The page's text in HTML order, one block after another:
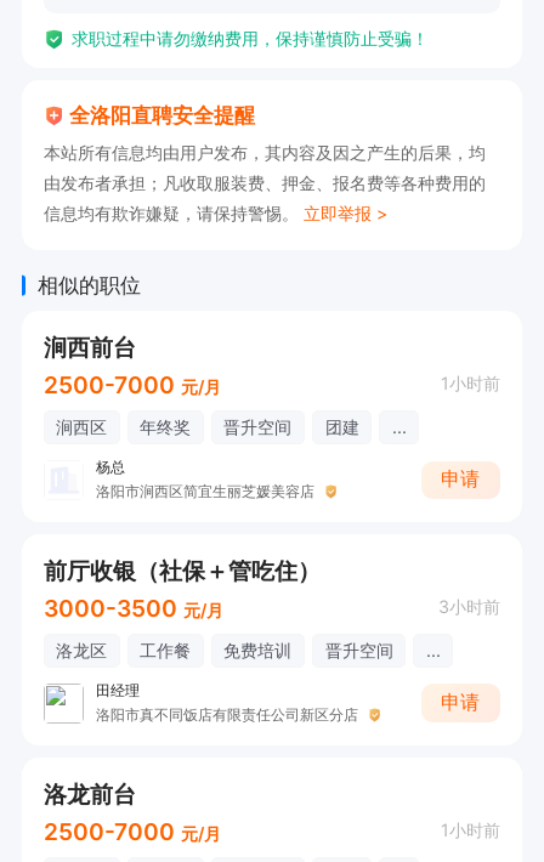
求职过程中请勿缴纳费用，保持谨慎防止受骗！
全洛阳直聘安全提醒
本站所有信息均由用户发布，其内容及因之产生的后果，均
由发布者承担；凡收取服装费、押金、报名费等各种费用的
信息均有欺诈嫌疑，请保持警惕。 立即举报 >
相似的职位
涧西前台
2500-7000 元/月 1小时前
涧西区 年终奖 晋升空间 团建 ...
杨总
洛阳市涧西区简宜生丽芝媛美容店
申请
前厅收银（社保＋管吃住）
3000-3500 元/月 3小时前
洛龙区 工作餐 免费培训 晋升空间 ...
田经理
洛阳市真不同饭店有限责任公司新区分店
申请
洛龙前台
2500-7000 元/月 1小时前